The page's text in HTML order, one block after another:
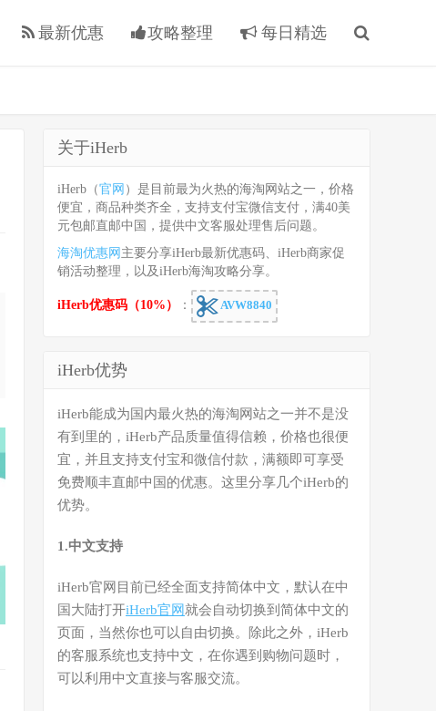
最新优惠 攻略整理 每日精选
关于iHerb
iHerb（官网 ）是目前最为火热的海淘网站之一，价格
便宜，商品种类齐全，支持支付宝微信支付，满40美
元包邮直邮中国，提供中文客服处理售后问题。
海淘优惠网 主要分享iHerb最新优惠码、iHerb商家促
销活动整理，以及iHerb海淘攻略分享。
iHerb优惠码（10%） ： AVW8840
iHerb优势
iHerb能成为国内最火热的海淘网站之一并不是没
有到里的，iHerb产品质量值得信赖，价格也很便
宜，并且支持支付宝和微信付款，满额即可享受
免费顺丰直邮中国的优惠。这里分享几个iHerb的
优势。
1.中文支持
iHerb官网目前已经全面支持简体中文，默认在中
国大陆打开iHerb官网 就会自动切换到简体中文的
页面，当然你也可以自由切换。除此之外，iHerb
的客服系统也支持中文，在你遇到购物问题时，
可以利用中文直接与客服交流。